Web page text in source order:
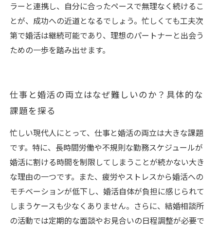
ラーと連携し、自分に合ったペースで無理なく続けるこ
とが、成功への近道となるでしょう。忙しくても工夫次
第で婚活は継続可能であり、理想のパートナーと出会う
ための一歩を踏み出せます。
仕事と婚活の両立はなぜ難しいのか？具体的な
課題を探る
忙しい現代人にとって、仕事と婚活の両立は大きな課題
です。特に、長時間労働や不規則な勤務スケジュールが
婚活に割ける時間を制限してしまうことが続かない大き
な理由の一つです。また、疲労やストレスから婚活への
モチベーションが低下し、婚活自体が負担に感じられて
しまうケースも少なくありません。さらに、結婚相談所
の活動では定期的な面談やお見合いの日程調整が必要で